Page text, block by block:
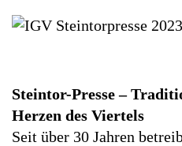
Steintor-Presse –
Herzen des Viertels
Seit über 30 Jahren